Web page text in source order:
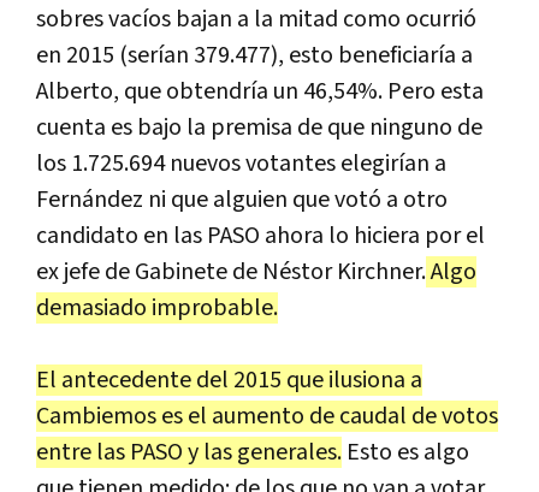
sobres vacíos bajan a la mitad como ocurrió
en 2015 (serían 379.477), esto beneficiaría a
Alberto, que obtendría un 46,54%. Pero esta
cuenta es bajo la premisa de que ninguno de
los 1.725.694 nuevos votantes elegirían a
Fernández ni que alguien que votó a otro
candidato en las PASO ahora lo hiciera por el
ex jefe de Gabinete de Néstor Kirchner.Algo
demasiado improbable.
El antecedente del 2015 que ilusiona a
Cambiemos es el aumento de caudal de votos
entre las PASO y las generales. Esto es algo